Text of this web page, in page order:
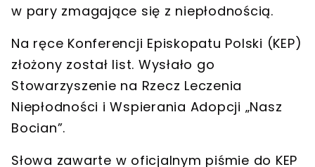
w pary zmagające się z niepłodnością.
Na ręce Konferencji Episkopatu Polski (KEP)
złożony został list. Wysłało go
Stowarzyszenie na Rzecz Leczenia
Niepłodności i Wspierania Adopcji „Nasz
Bocian”.
Słowa zawarte w oficjalnym piśmie do KEP